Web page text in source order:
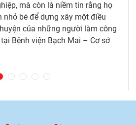
mà còn là niềm tin rằng họ
nhỏ bé để dựng xây một điều
của những người làm công
Bệnh viện Bạch Mai – Cơ sở